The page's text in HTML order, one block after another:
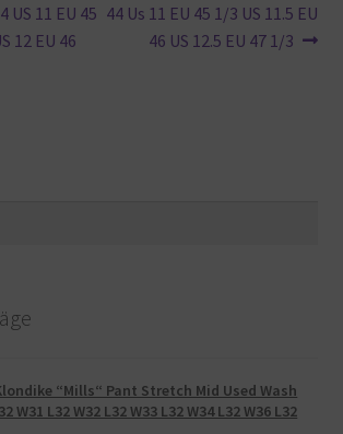
US 11 EU 45
12 EU 46
44 Us 11 EU 45 1/3 US 11.5 EU
46 US 12.5 EU 47 1/3
“Mills“ Pant Stretch Mid Used Wash
W31 L32 W32 L32 W33 L32 W34 L32 W36 L32